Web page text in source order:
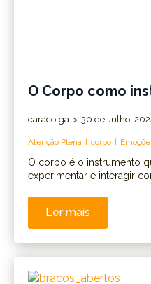
O Corpo como
caracolga 30 de Julho,
Atenção Plena corpo
O corpo é o instrumento
experimentar e interagir
Ler mais